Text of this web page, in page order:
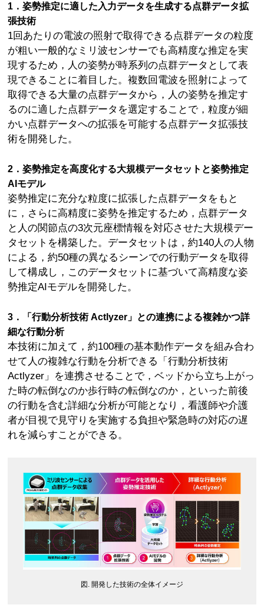
1．姿勢推定に適した入力データを生成する点群データ拡
張技術
1回あたりの電波の照射で取得できる点群データの粒度
が粗い一般的なミリ波センサーでも高精度な推定を実
現するため，人の姿勢が時系列の点群データとして表
現できることに着目した。複数回電波を照射によって
取得できる大量の点群データから，人の姿勢を推定す
るのに適した点群データを選定することで，粒度が細
かい点群データへの拡張を可能する点群データ拡張技
術を開発した。
2．姿勢推定を高度化する大規模データセットと姿勢推定
AIモデル
姿勢推定に充分な粒度に拡張した点群データをもと
に，さらに高精度に姿勢を推定するため，点群データ
と人の関節点の3次元座標情報を対応させた大規模デー
タセットを構築した。データセットは，約140人の人物
による，約50種の異なるシーンでの行動データを取得
して構成し，このデータセットに基づいて高精度な姿
勢推定AIモデルを開発した。
3．「行動分析技術 Actlyzer」との連携による複雑かつ詳
細な行動分析
本技術に加えて，約100種の基本動作データを組み合わ
せて人の複雑な行動を分析できる「行動分析技術
Actlyzer」を連携させることで，ベッドから立ち上がっ
た時の転倒なのか歩行時の転倒なのか，といった前後
の行動を含む詳細な分析が可能となり，看護師や介護
者が目視で見守りを実施する負担や緊急時の対応の遅
れを減らすことができる。
図. 開発した技術の全体イメージ